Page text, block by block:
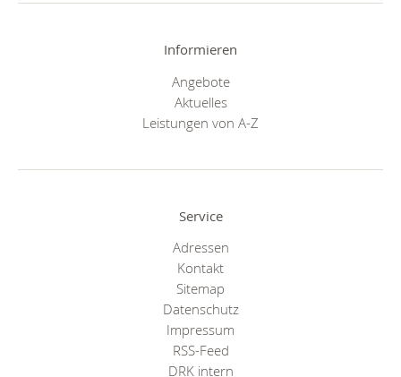
Informieren
Angebote
Aktuelles
Leistungen von A-Z
Service
Adressen
Kontakt
Sitemap
Datenschutz
Impressum
RSS-Feed
DRK intern